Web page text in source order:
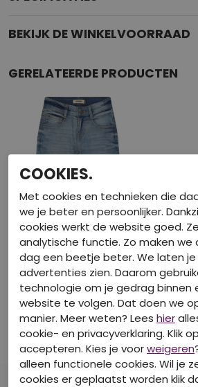
BEKIJK DE WINKELVOORRAAD
GERELATEERDE PRODUCTEN
Basis
RAIZZED
Brooklyn toddler Vintage blue
Jeans
€ 44,99
COOKIES.
Met cookies en technieken die
we je beter en persoonlijker.
cookies werkt de website goed.
analytische functie. Zo maken we
dag een beetje beter. We laten
advertenties zien. Daarom
technologie om je gedrag binnen
website te volgen. Dat doen we
manier. Meer weten? Lees hier
cookie- en privacyverklaring. Klik
accepteren. Kies je voorweigeren
alleen functionele cookies. Wil je
cookies er geplaatst worden klik